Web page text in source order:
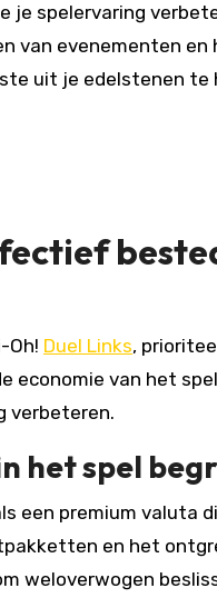
je spelervaring
van evenementen
uit je edelstenen te
Oh! Duel Links,
economie van het
verbeteren.
het spel
een premium valuta
en het
weloverwogen